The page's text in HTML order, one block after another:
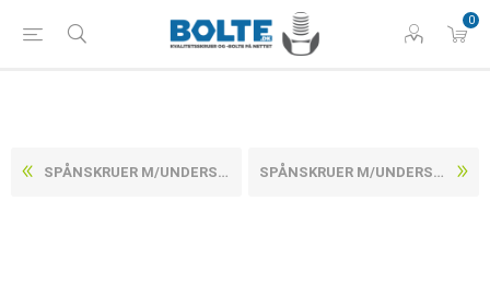
0
SPÅNSKRUER M/UNDERSÆNKET POZIDRIV Z RUSTFRI A2 CE/EN 14592 4,5X60-Z (100 STK) SPÅNSKRUER M/UNDERSÆNKET POZIDRIV Z RUSTFRI A2 CE/EN 14592 4X16-Z (1000 STK)